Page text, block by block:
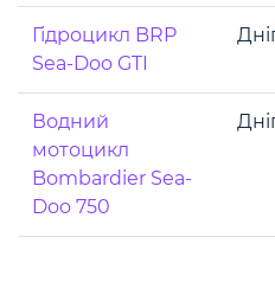
Гідроцикл BRP
Sea-Doo GTI
Водний
мотоцикл
Bombardier Sea-
Doo 750